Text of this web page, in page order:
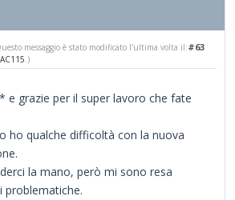
#63
messaggio è stato modificato l'ultima volta il:
AC115.)
e grazie per il super lavoro che fate
ho qualche difficoltà con la nuova
la mano, però mi sono resa
problematiche.